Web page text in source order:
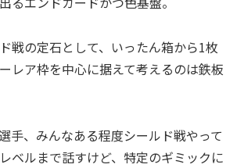
戦の定石として、いったん箱から1枚
レア枠を中心に据えて考えるのは鉄板
手、みんなある程度シールド戦やって
ベルまで話すけど、特定のギミックに